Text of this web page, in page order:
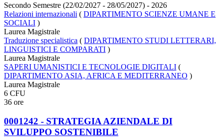
Secondo Semestre (22/02/2027 - 28/05/2027) - 2026
Relazioni internazionali ( DIPARTIMENTO SCIENZE UMANE E
SOCIALI )
Laurea Magistrale
Traduzione specialistica ( DIPARTIMENTO STUDI LETTERARI,
LINGUISTICI E COMPARATI )
Laurea Magistrale
SAPERI UMANISTICI E TECNOLOGIE DIGITALI (
DIPARTIMENTO ASIA, AFRICA E MEDITERRANEO )
Laurea Magistrale
6 CFU
36 ore
0001242 - STRATEGIA AZIENDALE DI
SVILUPPO SOSTENIBILE